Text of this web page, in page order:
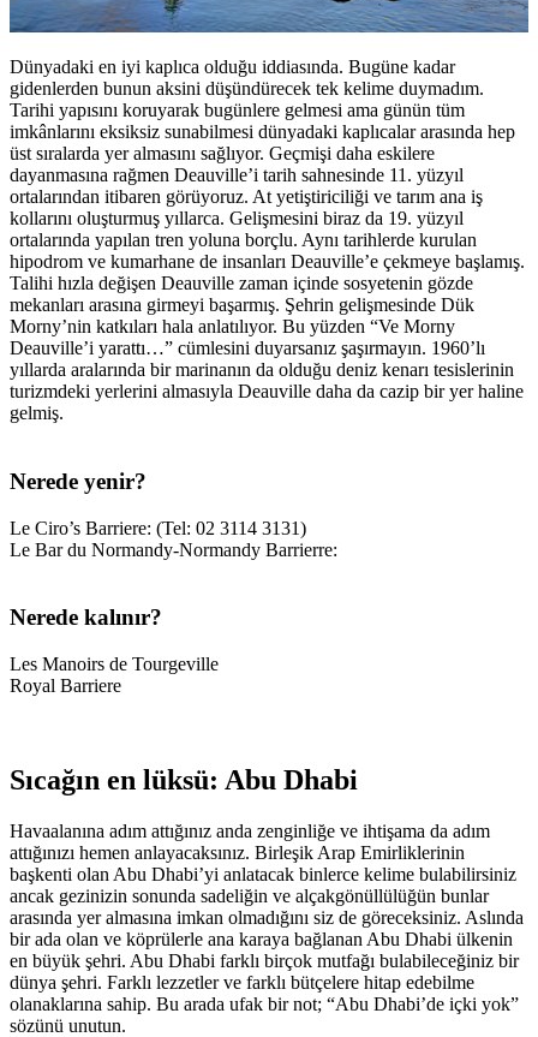
Dünyadaki en iyi kaplıca olduğu iddiasında. Bugüne kadar
gidenlerden bunun aksini düşündürecek tek kelime duymadım.
Tarihi yapısını koruyarak bugünlere gelmesi ama günün tüm
imkânlarını eksiksiz sunabilmesi dünyadaki kaplıcalar arasında hep
üst sıralarda yer almasını sağlıyor. Geçmişi daha eskilere
dayanmasına rağmen Deauville’i tarih sahnesinde 11. yüzyıl
ortalarından itibaren görüyoruz. At yetiştiriciliği ve tarım ana iş
kollarını oluşturmuş yıllarca. Gelişmesini biraz da 19. yüzyıl
ortalarında yapılan tren yoluna borçlu. Aynı tarihlerde kurulan
hipodrom ve kumarhane de insanları Deauville’e çekmeye başlamış.
Talihi hızla değişen Deauville zaman içinde sosyetenin gözde
mekanları arasına girmeyi başarmış. Şehrin gelişmesinde Dük
Morny’nin katkıları hala anlatılıyor. Bu yüzden “Ve Morny
Deauville’i yarattı…” cümlesini duyarsanız şaşırmayın. 1960’lı
yıllarda aralarında bir marinanın da olduğu deniz kenarı tesislerinin
turizmdeki yerlerini almasıyla Deauville daha da cazip bir yer haline
gelmiş.
Nerede yenir?
Le Ciro’s Barriere: (Tel: 02 3114 3131)
Le Bar du Normandy-Normandy Barrierre:
Nerede kalınır?
Les Manoirs de Tourgeville
Royal Barriere
Sıcağın en lüksü: Abu Dhabi
Havaalanına adım attığınız anda zenginliğe ve ihtişama da adım
attığınızı hemen anlayacaksınız. Birleşik Arap Emirliklerinin
başkenti olan Abu Dhabi’yi anlatacak binlerce kelime bulabilirsiniz
ancak gezinizin sonunda sadeliğin ve alçakgönüllülüğün bunlar
arasında yer almasına imkan olmadığını siz de göreceksiniz. Aslında
bir ada olan ve köprülerle ana karaya bağlanan Abu Dhabi ülkenin
en büyük şehri. Abu Dhabi farklı birçok mutfağı bulabileceğiniz bir
dünya şehri. Farklı lezzetler ve farklı bütçelere hitap edebilme
olanaklarına sahip. Bu arada ufak bir not; “Abu Dhabi’de içki yok”
sözünü unutun.